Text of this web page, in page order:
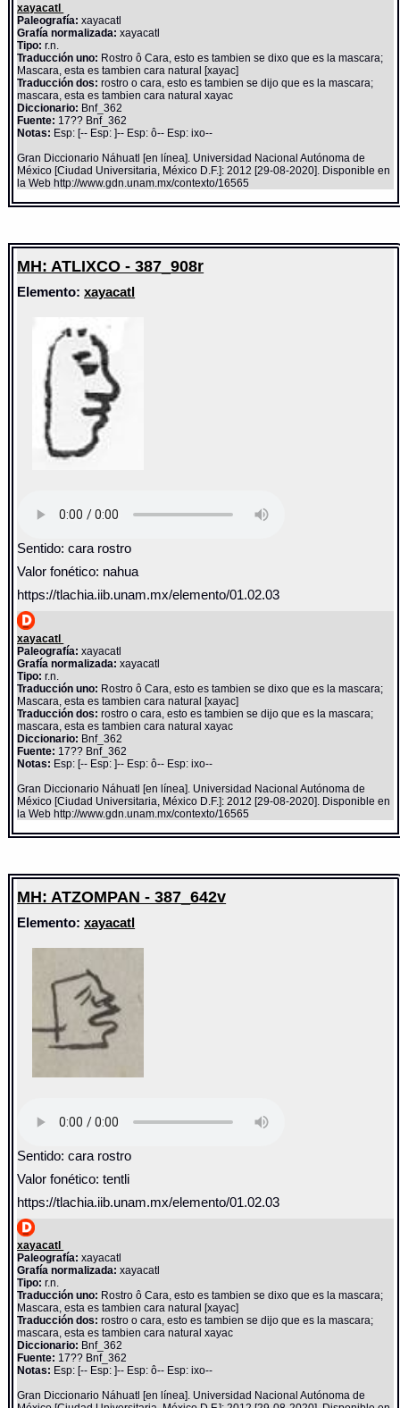
xayacatl
Paleografía: xayacatl
Grafía normalizada: xayacatl
Tipo: r.n.
Traducción uno: Rostro ô Cara, esto es tambien se dixo que es la mascara;
Mascara, esta es tambien cara natural [xayac]
Traducción dos: rostro o cara, esto es tambien se dijo que es la mascara;
mascara, esta es tambien cara natural xayac
Diccionario: Bnf_362
Fuente: 17?? Bnf_362
Notas: Esp: [-- Esp: ]-- Esp: ô-- Esp: ixo--
Gran Diccionario Náhuatl [en línea]. Universidad Nacional Autónoma de
México [Ciudad Universitaria, México D.F.]: 2012 [29-08-2020]. Disponible en
la Web http://www.gdn.unam.mx/contexto/16565
MH: ATLIXCO - 387_908r
Elemento:xayacatl
Sentido: cara rostro
Valor fonético: nahua
https://tlachia.iib.unam.mx/elemento/01.02.03
xayacatl
Paleografía: xayacatl
Grafía normalizada: xayacatl
Tipo: r.n.
Traducción uno: Rostro ô Cara, esto es tambien se dixo que es la mascara;
Mascara, esta es tambien cara natural [xayac]
Traducción dos: rostro o cara, esto es tambien se dijo que es la mascara;
mascara, esta es tambien cara natural xayac
Diccionario: Bnf_362
Fuente: 17?? Bnf_362
Notas: Esp: [-- Esp: ]-- Esp: ô-- Esp: ixo--
Gran Diccionario Náhuatl [en línea]. Universidad Nacional Autónoma de
México [Ciudad Universitaria, México D.F.]: 2012 [29-08-2020]. Disponible en
la Web http://www.gdn.unam.mx/contexto/16565
MH: ATZOMPAN - 387_642v
Elemento:xayacatl
Sentido: cara rostro
Valor fonético: tentli
https://tlachia.iib.unam.mx/elemento/01.02.03
xayacatl
Paleografía: xayacatl
Grafía normalizada: xayacatl
Tipo: r.n.
Traducción uno: Rostro ô Cara, esto es tambien se dixo que es la mascara;
Mascara, esta es tambien cara natural [xayac]
Traducción dos: rostro o cara, esto es tambien se dijo que es la mascara;
mascara, esta es tambien cara natural xayac
Diccionario: Bnf_362
Fuente: 17?? Bnf_362
Notas: Esp: [-- Esp: ]-- Esp: ô-- Esp: ixo--
Gran Diccionario Náhuatl [en línea]. Universidad Nacional Autónoma de